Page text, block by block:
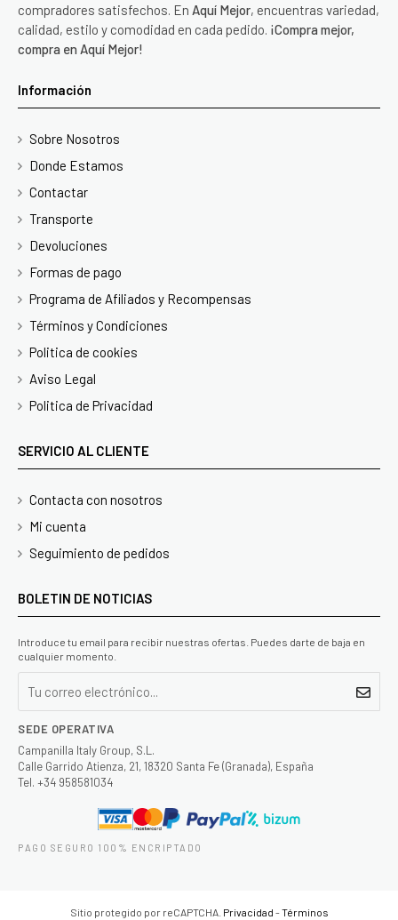
compradores satisfechos. En Aquí Mejor, encuentras variedad,
calidad, estilo y comodidad en cada pedido. ¡Compra mejor,
compra en Aquí Mejor!
Información
Sobre Nosotros
Donde Estamos
Contactar
Transporte
Devoluciones
Formas de pago
Programa de Afiliados y Recompensas
Términos y Condiciones
Politica de cookies
Aviso Legal
Politica de Privacidad
SERVICIO AL CLIENTE
Contacta con nosotros
Mi cuenta
Seguimiento de pedidos
BOLETIN DE NOTICIAS
Introduce tu email para recibir nuestras ofertas. Puedes darte de baja en
cualquier momento.
SEDE OPERATIVA
Campanilla Italy Group, S.L.
Calle Garrido Atienza, 21, 18320 Santa Fe (Granada), España
Tel. +34 958581034
PAGO SEGURO 100% ENCRIPTADO
Sitio protegido por reCAPTCHA. Privacidad -Términos